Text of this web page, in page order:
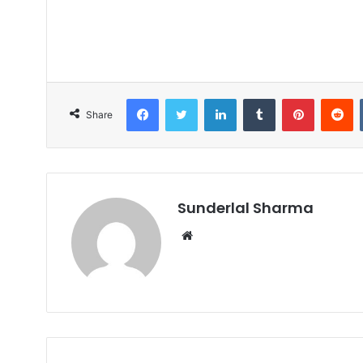
Share
FacebookTwitter LinkedInTumblr Pinterest
Sunderlal Sharma
Website